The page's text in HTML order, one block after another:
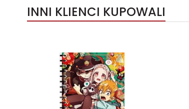
INNI KLIENCI KUPOWALI